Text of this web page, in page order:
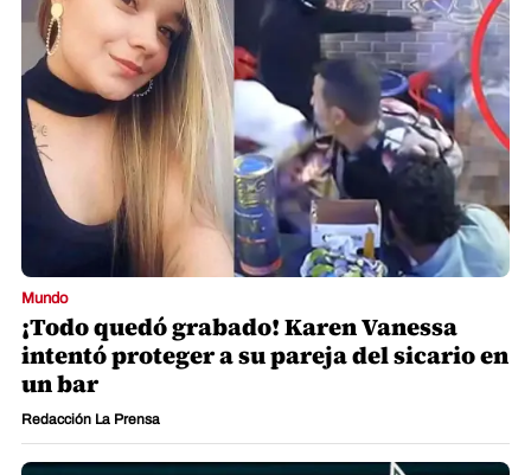
Mundo
¡Todo quedó grabado! Karen Vanessa
intentó proteger a su pareja del sicario en
un bar
Redacción La Prensa